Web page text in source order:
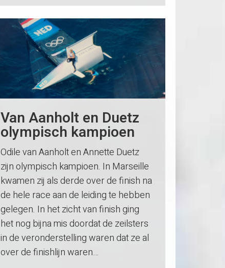
Van Aanholt en Duetz
olympisch kampioen
Odile van Aanholt en Annette Duetz
zijn olympisch kampioen. In Marseille
kwamen zij als derde over de finish na
de hele race aan de leiding te hebben
gelegen. In het zicht van finish ging
het nog bijna mis doordat de zeilsters
in de veronderstelling waren dat ze al
over de finishlijn waren…